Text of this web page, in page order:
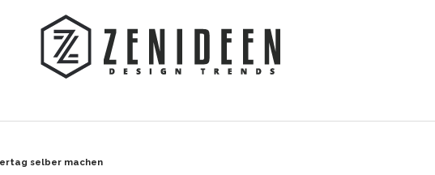
selber machen